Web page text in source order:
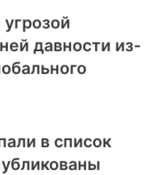
давности из-
в список